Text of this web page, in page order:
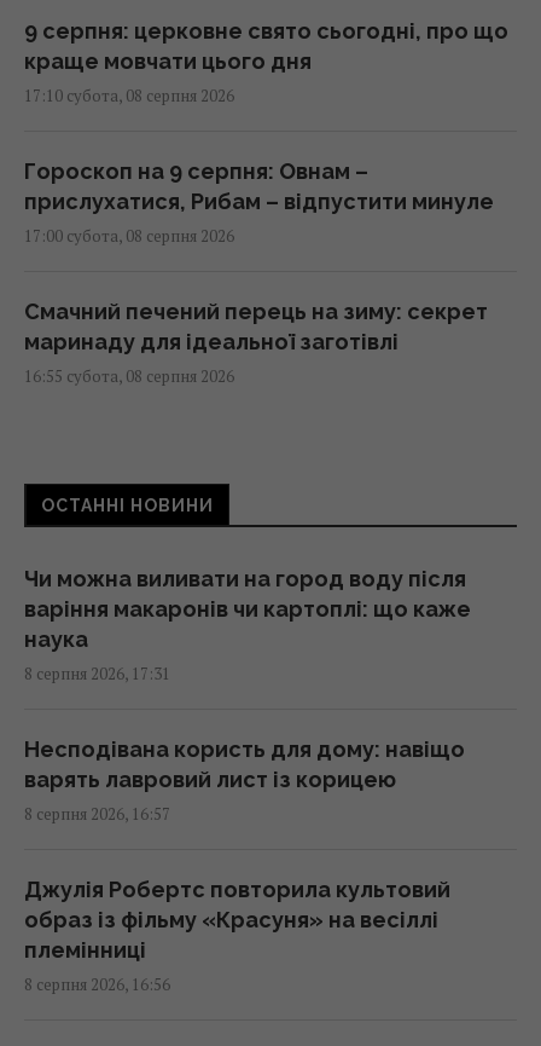
9 серпня: церковне свято сьогодні, про що
краще мовчати цього дня
17:10 субота, 08 серпня 2026
Гороскоп на 9 серпня: Овнам –
прислухатися, Рибам – відпустити минуле
17:00 субота, 08 серпня 2026
Смачний печений перець на зиму: секрет
маринаду для ідеальної заготівлі
16:55 субота, 08 серпня 2026
менше першокласників: експертка
розповіла про ризики
Росія готує потужний удар по енергетиці
Києва до 24 серпня, - монітори
16:43 субота, 08 серпня 2026
США спробують зірвати створення
європейського аналога Patriot, - експерт
16:40 субота, 08 серпня 2026
Найкращі з найкращих: 10 найвище
оцінених критиками ігор за останні десять
років
16:30 субота, 08 серпня 2026
ОСТАННІ НОВИНИ
Чи можна виливати на город воду після
варіння макаронів чи картоплі: що каже
наука
8 серпня 2026, 17:31
Несподівана користь для дому: навіщо
варять лавровий лист із корицею
8 серпня 2026, 16:57
Джулія Робертс повторила культовий
образ із фільму «Красуня» на весіллі
племінниці
8 серпня 2026, 16:56